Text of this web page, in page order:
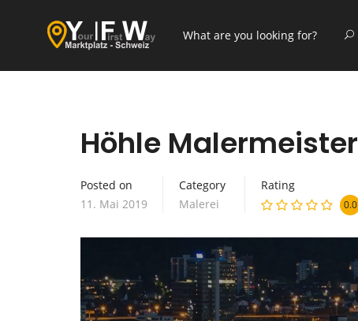
Höhle Malermeister
Posted on
11. Mai 2019
Category
Malerei
Rating
0.0